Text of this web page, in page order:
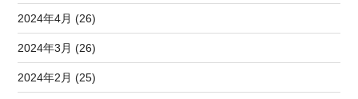
2024年4月 (26)
2024年3月 (26)
2024年2月 (25)